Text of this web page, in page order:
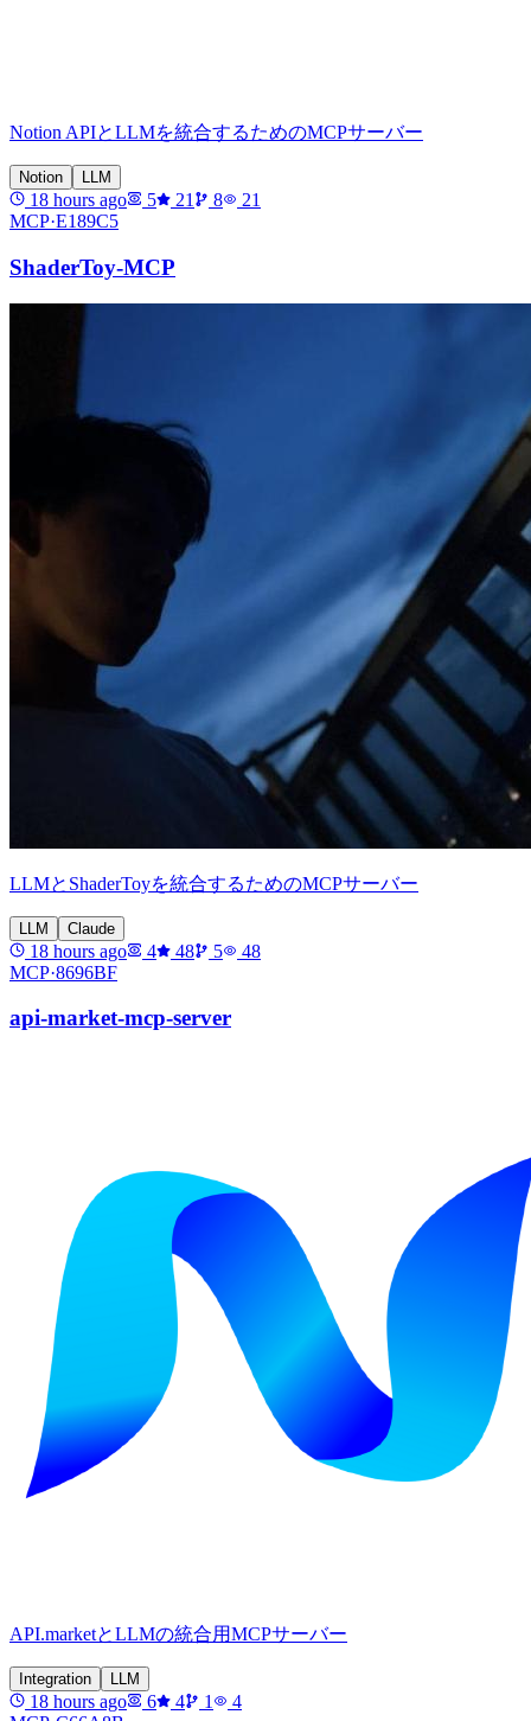
Notion APIとLLMを統合するためのMCPサーバー
Notion LLM
18 hours ago 5 21 8
21
MCP·E189C5
ShaderToy-MCP
LLMとShaderToyを統合するためのMCPサーバー
LLM Claude
18 hours ago 4 48 5
48
MCP·8696BF
api-market-mcp-server
API.marketとLLMの統合用MCPサーバー
Integration LLM
18 hours ago 6 4 1
4